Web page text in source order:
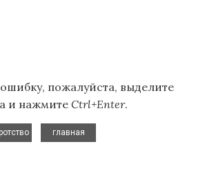
пожалуйста, выделите
и нажмите Ctrl+Enter.
главная